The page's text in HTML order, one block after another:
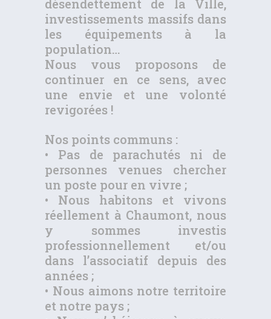
désendettement de la Ville,
investissements massifs dans
les équipements à la
population…
Nous vous proposons de
continuer en ce sens, avec
une envie et une volonté
revigorées !
Nos points communs :
• Pas de parachutés ni de
personnes venues chercher
un poste pour en vivre ;
• Nous habitons et vivons
réellement à Chaumont, nous
y sommes investis
professionnellement et/ou
dans l’associatif depuis des
années ;
• Nous aimons notre territoire
et notre pays ;